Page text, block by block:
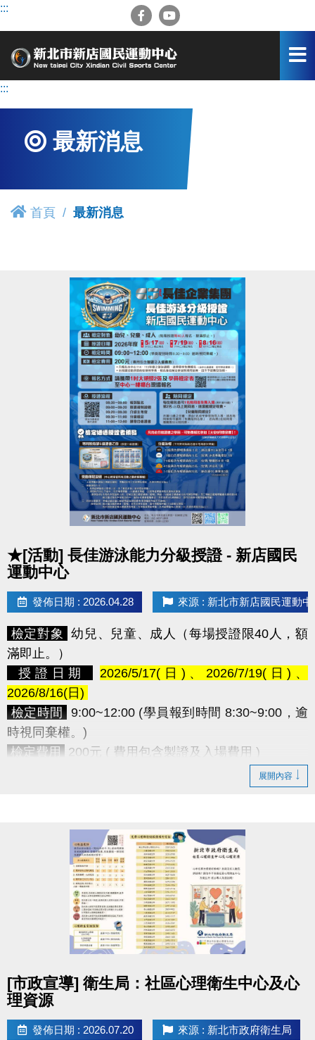
跳
容
:::
:::
最新消息
首頁 最新消息
★[活動] 長佳游泳能力分級授證 - 新店國民
運動中心
發佈日期 : 2026.04.28 來源 : 新北市新店國民運動中
檢定對象 幼兒、兒童、成人（每場授證限40人，額
滿即止。）
​授證日期
2026/5/17(日)、2026/7/19(日)、
2026/8/16(日)
檢定時間 9:00~12:00 (學員報到時間 8:30~9:00，逾
時視同棄權。)
檢定費用 200元 ( 費用包含製證及入場費用 )
•凡報名本中心114、115年度之游泳課程，該學員享
免費報名。(由中心查證後，即可享此優惠。)
則視同放棄，且不予退費及改期。
請攜帶1吋大頭照2張及學員檢定表(
至中心一樓櫃台現場報名
08:30 ~ 09:00 報到點名
09:00 ~ 09:20 授證規則說明
09:30 ~ 11:00 分級檢定
11:00 ~ 12:00 頒發合格證書
游泳分級檢定內容傳送門
https://reurl.cc/Wbxkry
展開內容
[市政宣導] 衛生局：社區心理衛生中心及心
理資源
發佈日期 : 2026.07.20 來源 : 新北市政府衛生局